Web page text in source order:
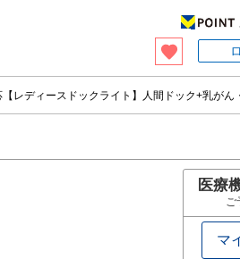
レディースドックライト】人間ドック+乳がん
医療
ご
マ